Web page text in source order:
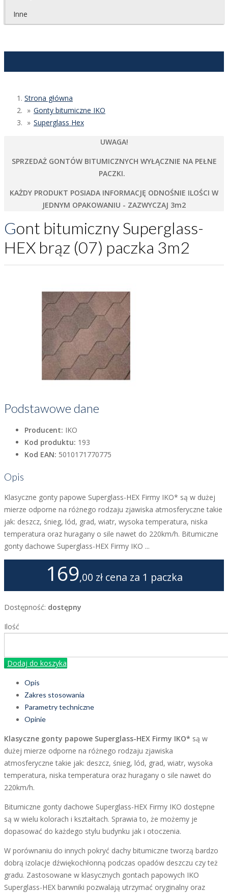
Inne
Strona główna
Gonty bitumiczne IKO
Superglass Hex
UWAGA!
SPRZEDAŻ GONTÓW BITUMICZNYCH WYŁĄCZNIE NA PEŁNE
PACZKI.
KAŻDY PRODUKT POSIADA INFORMACJĘ ODNOŚNIE ILOŚCI W
JEDNYM OPAKOWANIU - ZAZWYCZAJ 3m2
Gont bitumiczny Superglass-
HEX brąz (07) paczka 3m2
Podstawowe dane
Producent: IKO
Kod produktu: 193
Kod EAN: 5010171770775
Opis
Klasyczne gonty papowe Superglass-HEX Firmy IKO* są w dużej
mierze odporne na różnego rodzaju zjawiska atmosferyczne takie
jak: deszcz, śnieg, lód, grad, wiatr, wysoka temperatura, niska
temperatura oraz huragany o sile nawet do 220km/h. Bitumiczne
gonty dachowe Superglass-HEX Firmy IKO ...
169,00 zł cena za 1 paczka
Dostępność: dostępny
Ilość
Dodaj do koszyka
Opis
Zakres stosowania
Parametry techniczne
Opinie
Klasyczne gonty papowe Superglass-HEX Firmy IKO* są w
dużej mierze odporne na różnego rodzaju zjawiska
atmosferyczne takie jak: deszcz, śnieg, lód, grad, wiatr, wysoka
temperatura, niska temperatura oraz huragany o sile nawet do
220km/h.
Bitumiczne gonty dachowe Superglass-HEX Firmy IKO dostępne
są w wielu kolorach i kształtach. Sprawia to, że możemy je
dopasować do każdego stylu budynku jak i otoczenia.
W porównaniu do innych pokryć dachy bitumiczne tworzą bardzo
dobrą izolacje dźwiękochłonną podczas opadów deszczu czy też
gradu. Zastosowane w klasycznych gontach papowych IKO
Superglass-HEX barwniki pozwalają utrzymać oryginalny oraz